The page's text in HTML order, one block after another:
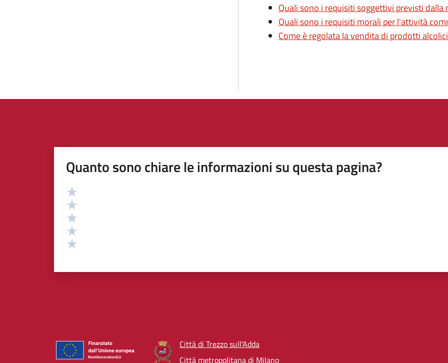
Quali sono i requisiti soggettivi previsti
Quali sono i requisiti morali per l'attività
Come è regolata la vendita di prodotti
Quanto sono chiare le informazioni su questa pagina?
Valutazione
Città di Trezzo sull'Adda
Città metropolitana di Milano